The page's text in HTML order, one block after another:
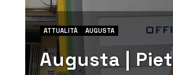
ATTUALITÀ AUGUSTA
Augusta |